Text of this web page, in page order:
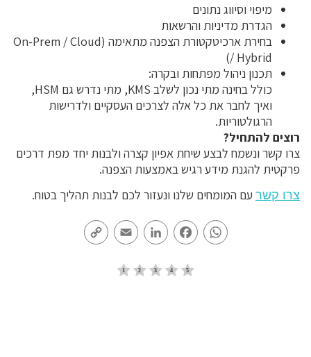
מיפוי וסיווג נתונים
הגדרת מדיניות והרשאות
בחירת ארכיטקטורת הצפנה מתאימה (On-Prem / Cloud
/ Hybrid)
תכנון ניהול מפתחות ובקרה:
כולל בחינה מתי נכון לשלב KMS, מתי נדרש גם HSM,
ואיך לחבר את כל אלה לצרכים העסקיים ולדרישות
הרגולטוריות.
רוצים להתחיל?
צרו קשר ונשמח לבצע שיחת אפיון קצרה ולבנות יחד מפת דרכים
פרקטית להגנת מידע רגיש באמצעות הצפנה.
צרו קשר עם המומחים שלנו ונעזור לכם לבנות תהליך בטוח.
WhatsApp
Facebook
LinkedIn
Email